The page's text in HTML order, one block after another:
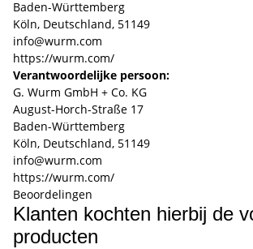
Baden-Württemberg
Köln, Deutschland, 51149
info@wurm.com
https://wurm.com/
Verantwoordelijke persoon:
G. Wurm GmbH + Co. KG
August-Horch-Straße 17
Baden-Württemberg
Köln, Deutschland, 51149
info@wurm.com
https://wurm.com/
Beoordelingen
Klanten kochten hierbij de
producten